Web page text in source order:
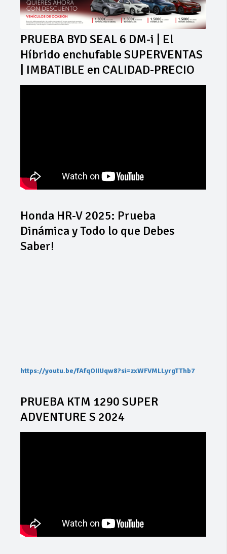
PRUEBA BYD SEAL 6 DM-i | El
Híbrido enchufable SUPERVENTAS
| IMBATIBLE en CALIDAD-PRECIO
Honda HR-V 2025: Prueba
Dinámica y Todo lo que Debes
Saber!
https://youtu.be/fAfqOIIUqw8?si=zxWFVMLLyrgTThb7
PRUEBA KTM 1290 SUPER
ADVENTURE S 2024